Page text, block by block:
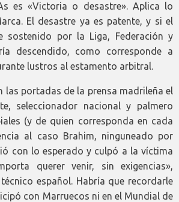
es «Victoria o desastre». Aplica lo
El desastre ya es patente, y si el
sostenido por la Liga, Federación y
descendido, como corresponde a
lustros al estamento arbitral.
las portadas de la prensa madrileña el
seleccionador nacional y palmero
(y de quien corresponda en cada
al caso Brahim, ninguneado por
con lo esperado y culpó a la víctima
querer venir, sin exigencias»,
español. Habría que recordarle
con Marruecos ni en el Mundial de